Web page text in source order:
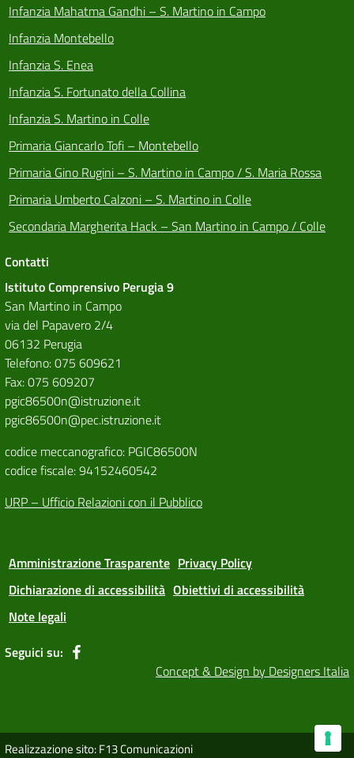
Infanzia Mahatma Gandhi – S. Martino in Campo
Infanzia Montebello
Infanzia S. Enea
Infanzia S. Fortunato della Collina
Infanzia S. Martino in Colle
Primaria Giancarlo Tofi – Montebello
Primaria Gino Rugini – S. Martino in Campo / S. Maria Rossa
Primaria Umberto Calzoni – S. Martino in Colle
Secondaria Margherita Hack – San Martino in Campo / Colle
Contatti
Istituto Comprensivo Perugia 9
San Martino in Campo
via del Papavero 2/4
06132 Perugia
Telefono: 075 609621
Fax: 075 609207
pgic86500n@istruzione.it
pgic86500n@pec.istruzione.it
codice meccanografico: PGIC86500N
codice fiscale: 94152460542
URP – Ufficio Relazioni con il Pubblico
Amministrazione Trasparente Privacy Policy
Dichiarazione di accessibilità Obiettivi di accessibilità
Note legali
Seguici su:
Concept & Design by Designers Italia
Realizzazione sito: F13 Comunicazioni Le